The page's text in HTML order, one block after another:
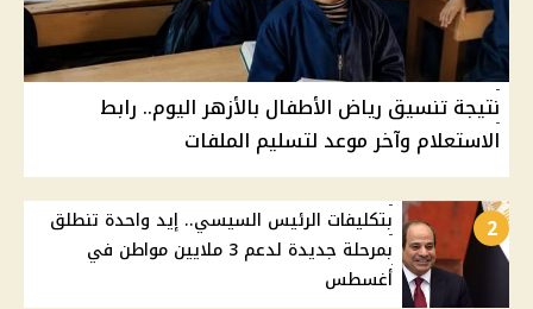
نتيجة تنسيق رياض الأطفال بالأزهر اليوم.. رابط
الاستعلام وآخر موعد لتسليم الملفات
2
بتكليفات الرئيس السيسي.. إيد واحدة تنطلق
بمرحلة جديدة لدعم 3 ملايين مواطن في
أغسطس